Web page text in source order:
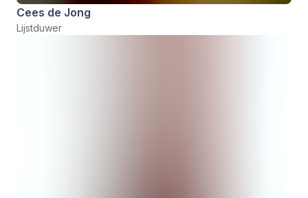
Cees de Jong
Lijstduwer